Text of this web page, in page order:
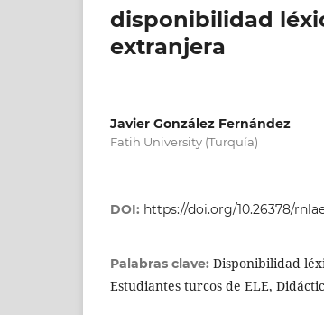
disponibilidad
extranjera
Javier González Fernández
Fatih University (Turquía)
DOI: https://doi.org/10.26378/
Palabras clave: Disponibilidad
Estudiantes turcos de ELE,